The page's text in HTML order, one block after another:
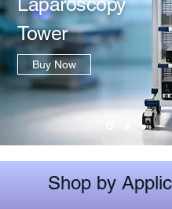
Tower
Buy Now
Shop by